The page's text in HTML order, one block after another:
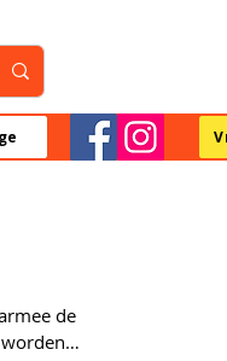
de